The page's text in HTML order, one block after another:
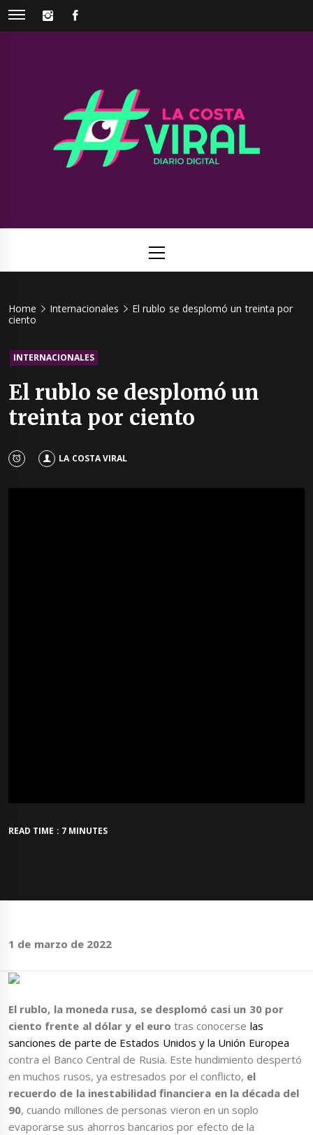
Skip
INSTAGRAM
Viral
Menu
Home Internacionales
El rublo se desplomó un treinta por
ciento
INTERNACIONALES
El rublo se desplomó un
treinta por ciento
LA COSTA VIRAL
READ TIME : 7 MINUTES
1 de marzo de 2022
El rublo, la moneda rusa, se desplomó casi un 30 por
ciento frente al dólar y el euro tras conocerse las
sanciones de parte de Estados Unidos y la Unión Europea
contra el Banco Central de Rusia. Este hundimiento despertó
en muchos rusos, ya estresados por el conflicto, el
recuerdo de la inestabilidad financiera en la década del
90, cuando millones de personas vieron en un soplo
evaporarse sus ahorros bancarios por efecto de la